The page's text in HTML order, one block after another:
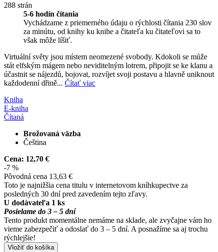
288 strán
5-6 hodín čítania
Vychádzame z priemerného údaju o rýchlosti čítania 230 slov
za minútu, od knihy ku knihe a čitateľa ku čitateľovi sa to
však môže líšiť.
Virtuální světy jsou místem neomezené svobody. Kdokoli se může
stát elfským mágem nebo neviditelným lotrem, připojit se ke klanu a
účastnit se nájezdů, bojovat, rozvíjet svoji postavu a hlavně uniknout
každodenní dřině... Čítať viac
Kniha
E-kniha
Čítaná
Brožovaná väzba
Čeština
Cena: 12,70 €
-7 %
Pôvodná cena 13,63 €
Toto je najnižšia cena titulu v internetovom kníhkupectve za
posledných 30 dní pred zavedením tejto zľavy.
U dodávateľa 1 ks
Posielame do 3 – 5 dní
Tento produkt momentálne nemáme na sklade, ale zvyčajne vám ho
vieme zabezpečiť a odoslať do 3 – 5 dní. A posnažíme sa aj trochu
rýchlejšie!
Vložiť do košíka